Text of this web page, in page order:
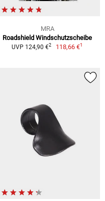
MRA
Roadshield Windschutzscheibe
UVP 124,90 €2 118,66 €1